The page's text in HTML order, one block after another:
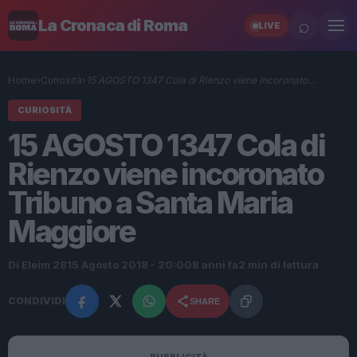
La Cronaca di Roma LIVE ⌕
Home› Curiosità› 15 AGOSTO 1347 Cola di Rienzo viene incoronato…
CURIOSITÀ
15 AGOSTO 1347 Cola di
Rienzo viene incoronato
Tribuno a Santa Maria
Maggiore
Di Eleim 28 15 Agosto 2018 - 20:008 anni fa2 min di lettura
CONDIVIDI SHARE